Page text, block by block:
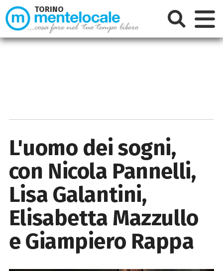
L'uomo dei sogni,
con Nicola Pannelli,
Lisa Galantini,
Elisabetta Mazzullo
e Giampiero Rappa
TORINO